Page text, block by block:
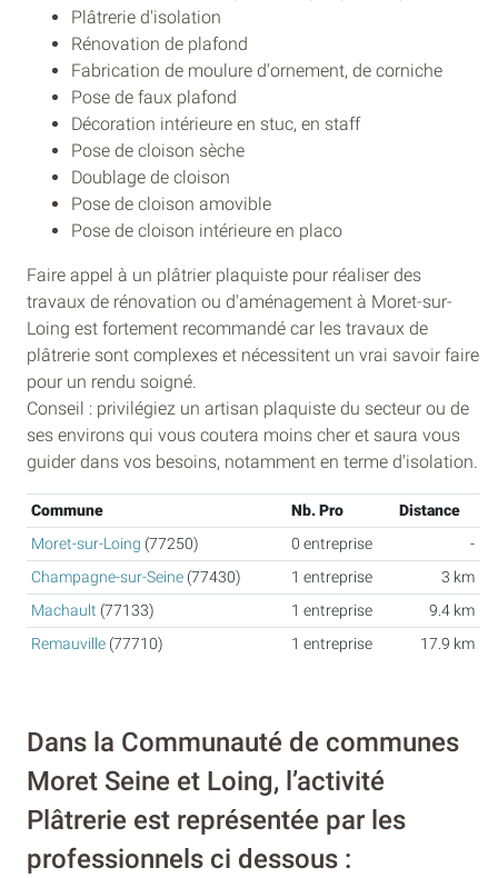
Plâtrerie d'isolation
Rénovation de plafond
Fabrication de moulure d'ornement, de corniche
Pose de faux plafond
Décoration intérieure en stuc, en staff
Pose de cloison sèche
Doublage de cloison
Pose de cloison amovible
Pose de cloison intérieure en placo
Faire appel à un plâtrier plaquiste pour réaliser des
travaux de rénovation ou d'aménagement à Moret-sur-
Loing est fortement recommandé car les travaux de
plâtrerie sont complexes et nécessitent un vrai savoir faire
pour un rendu soigné.
Conseil : privilégiez un artisan plaquiste du secteur ou de
ses environs qui vous coutera moins cher et saura vous
guider dans vos besoins, notamment en terme d'isolation.
Commune Nb. Pro
Distance
Moret-sur-Loing (77250) 0 entreprise
-
Champagne-sur-Seine (77430) 1 entreprise
3 km
Machault (77133) 1 entreprise
9.4 km
Remauville (77710) 1 entreprise 17.9 km
Dans la Communauté de communes
Moret Seine et Loing, l’activité
Plâtrerie est représentée par les
professionnels ci dessous :